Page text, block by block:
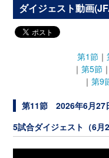
ダイジェスト動画
第1節 ｜
｜ 第5節 ｜
｜ 第9
第11節 2026年6月27
5試合ダイジェスト（6月